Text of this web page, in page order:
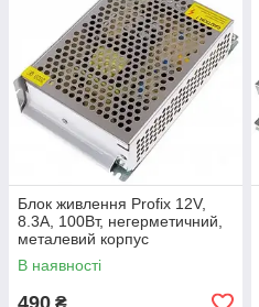
Блок живлення Profix 12V,
8.3A, 100Вт, негерметичний,
металевий корпус
В наявності
490 ₴